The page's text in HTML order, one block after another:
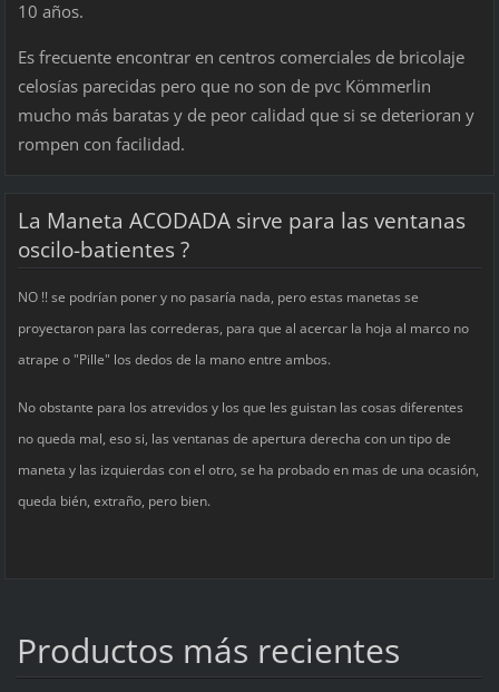
10 años.
Es frecuente encontrar en centros comerciales de bricolaje
celosías parecidas pero que no son de pvc Kömmerlin
mucho más baratas y de peor calidad que si se deterioran y
rompen con facilidad.
La Maneta ACODADA sirve para las ventanas
oscilo-batientes ?
NO !! se podrían poner y no pasaría nada, pero estas manetas se
proyectaron para las correderas, para que al acercar la hoja al marco no
atrape o "Pille" los dedos de la mano entre ambos.
No obstante para los atrevidos y los que les guistan las cosas diferentes
no queda mal, eso si, las ventanas de apertura derecha con un tipo de
maneta y las izquierdas con el otro, se ha probado en mas de una ocasión,
queda bién, extraño, pero bien.
Productos más recientes